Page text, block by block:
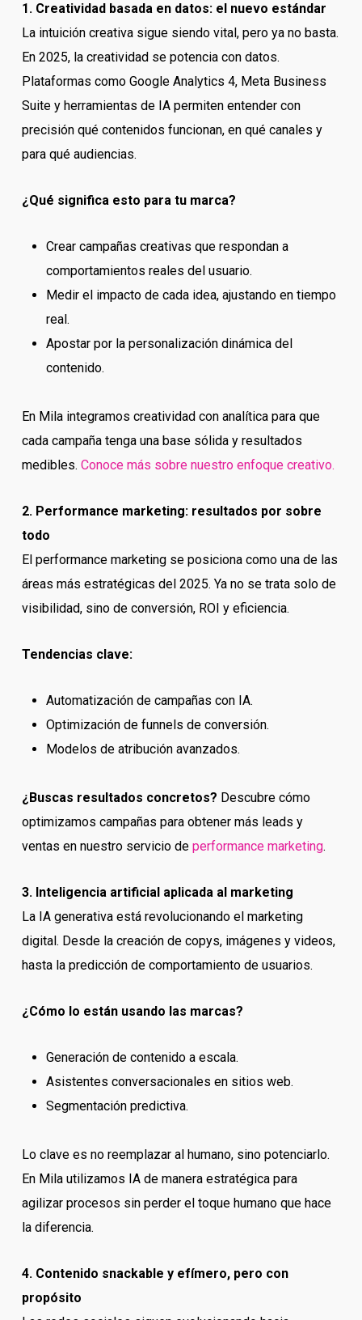
1. Creatividad basada en datos: el nuevo estándar
La intuición creativa sigue siendo vital, pero ya no basta.
En 2025, la creatividad se potencia con datos.
Plataformas como Google Analytics 4, Meta Business
Suite y herramientas de IA permiten entender con
precisión qué contenidos funcionan, en qué canales y
para qué audiencias.
¿Qué significa esto para tu marca?
Crear campañas creativas que respondan a
comportamientos reales del usuario.
Medir el impacto de cada idea, ajustando en tiempo
real.
Apostar por la personalización dinámica del
contenido.
En Mila integramos creatividad con analítica para que
cada campaña tenga una base sólida y resultados
medibles. Conoce más sobre nuestro enfoque creativo.
2. Performance marketing: resultados por sobre
todo
El performance marketing se posiciona como una de las
áreas más estratégicas del 2025. Ya no se trata solo de
visibilidad, sino de conversión, ROI y eficiencia.
Tendencias clave:
Automatización de campañas con IA.
Optimización de funnels de conversión.
Modelos de atribución avanzados.
¿Buscas resultados concretos? Descubre cómo
optimizamos campañas para obtener más leads y
ventas en nuestro servicio de performance marketing.
3. Inteligencia artificial aplicada al marketing
La IA generativa está revolucionando el marketing
digital. Desde la creación de copys, imágenes y videos,
hasta la predicción de comportamiento de usuarios.
¿Cómo lo están usando las marcas?
Generación de contenido a escala.
Asistentes conversacionales en sitios web.
Segmentación predictiva.
Lo clave es no reemplazar al humano, sino potenciarlo.
En Mila utilizamos IA de manera estratégica para
agilizar procesos sin perder el toque humano que hace
la diferencia.
4. Contenido snackable y efímero, pero con
propósito